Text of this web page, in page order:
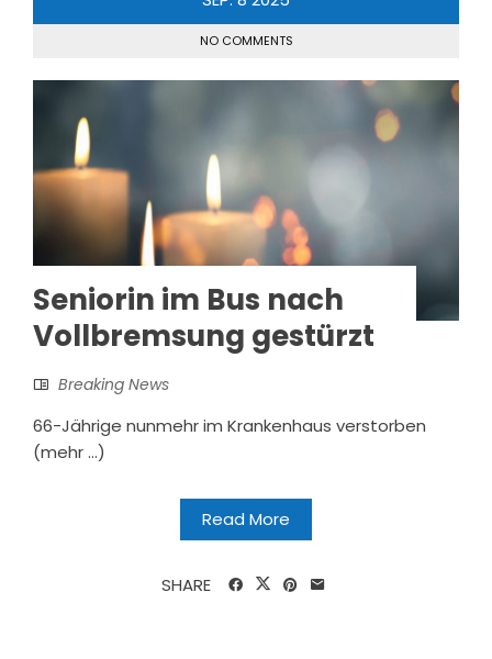
NO COMMENTS
Seniorin im Bus nach
Vollbremsung gestürzt
Breaking News
66-Jährige nunmehr im Krankenhaus verstorben
(mehr …)
Read More
SHARE